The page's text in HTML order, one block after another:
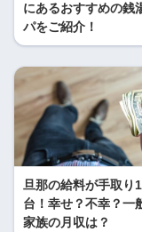
にあるおすすめの銭
パをご紹介！
旦那の給料が手取り
台！幸せ？不幸？一
家族の月収は？